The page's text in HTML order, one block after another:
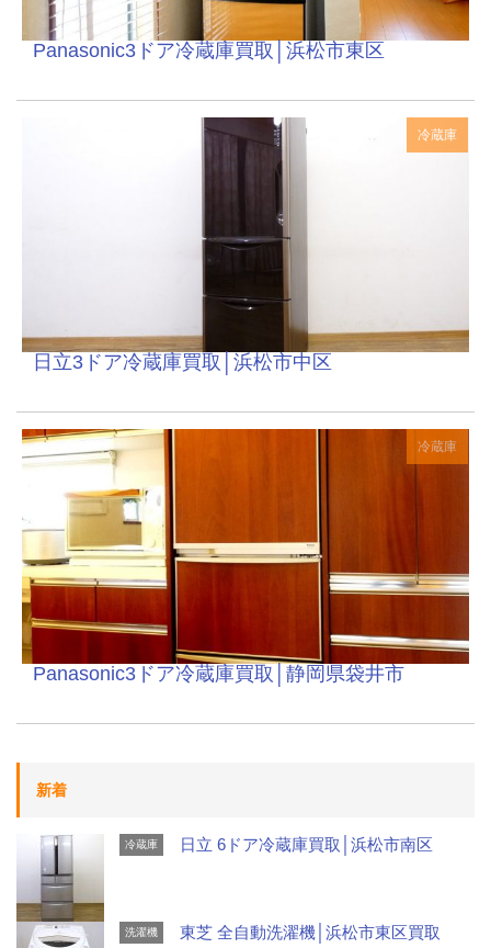
Panasonic3ドア冷蔵庫買取│浜松市東区
冷蔵庫
日立3ドア冷蔵庫買取│浜松市中区
冷蔵庫
Panasonic3ドア冷蔵庫買取│静岡県袋井市
新着
冷蔵庫 日立 6ドア冷蔵庫買取│浜松市南区
洗濯機 東芝 全自動洗濯機│浜松市東区買取